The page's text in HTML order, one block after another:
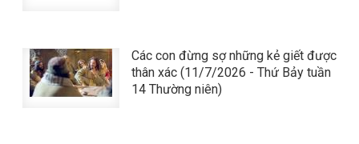
Các con đừng sợ những kẻ giết được
thân xác (11/7/2026 - Thứ Bảy tuần
14 Thường niên)